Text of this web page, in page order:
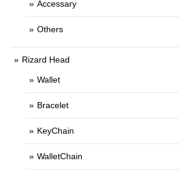
Accessary
Others
Rizard Head
Wallet
Bracelet
KeyChain
WalletChain